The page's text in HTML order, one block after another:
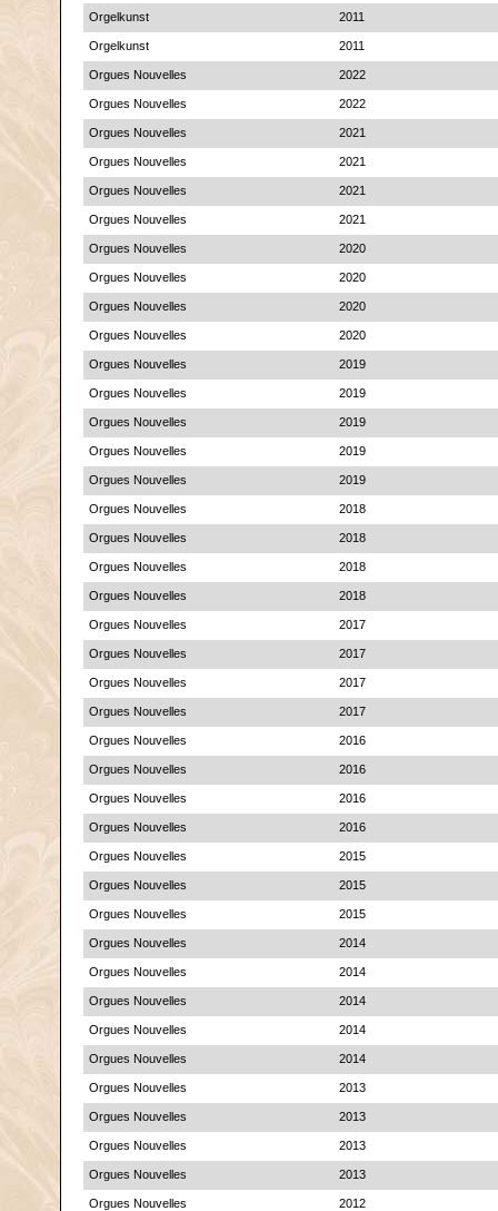
Orgelkunst 2011
Orgelkunst 2011
Orgues Nouvelles 2022
Orgues Nouvelles 2022
Orgues Nouvelles 2021
Orgues Nouvelles 2021
Orgues Nouvelles 2021
Orgues Nouvelles 2021
Orgues Nouvelles 2020
Orgues Nouvelles 2020
Orgues Nouvelles 2020
Orgues Nouvelles 2020
Orgues Nouvelles 2019
Orgues Nouvelles 2019
Orgues Nouvelles 2019
Orgues Nouvelles 2019
Orgues Nouvelles 2019
Orgues Nouvelles 2018
Orgues Nouvelles 2018
Orgues Nouvelles 2018
Orgues Nouvelles 2018
Orgues Nouvelles 2017
Orgues Nouvelles 2017
Orgues Nouvelles 2017
Orgues Nouvelles 2017
Orgues Nouvelles 2016
Orgues Nouvelles 2016
Orgues Nouvelles 2016
Orgues Nouvelles 2016
Orgues Nouvelles 2015
Orgues Nouvelles 2015
Orgues Nouvelles 2015
Orgues Nouvelles 2014
Orgues Nouvelles 2014
Orgues Nouvelles 2014
Orgues Nouvelles 2014
Orgues Nouvelles 2014
Orgues Nouvelles 2013
Orgues Nouvelles 2013
Orgues Nouvelles 2013
Orgues Nouvelles 2013
Orgues Nouvelles 2012